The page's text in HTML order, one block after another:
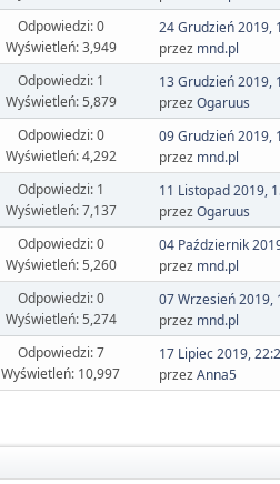
Odpowiedzi: 0
Wyświetleń: 3,949
24 Grudzień 2019,
przez mnd.pl
Odpowiedzi: 1
Wyświetleń: 5,879
13 Grudzień 2019,
przezOgaruus
Odpowiedzi: 0
Wyświetleń: 4,292
09 Grudzień 2019,
przez mnd.pl
Odpowiedzi: 1
Wyświetleń: 7,137
11 Listopad 2019,
przezOgaruus
Odpowiedzi: 0
Wyświetleń: 5,260
04 Październik
przez mnd.pl
Odpowiedzi: 0
Wyświetleń: 5,274
07 Wrzesień 2019,
przez mnd.pl
Odpowiedzi: 7
Wyświetleń: 10,997
17 Lipiec 2019,
przezAnna5